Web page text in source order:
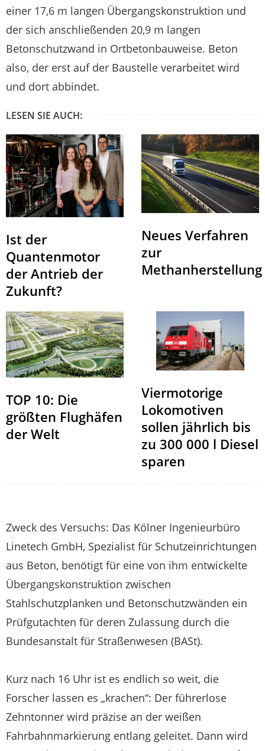
einer 17,6 m langen Übergangskonstruktion und
der sich anschließenden 20,9 m langen
Betonschutzwand in Ortbetonbauweise. Beton
also, der erst auf der Baustelle verarbeitet wird
und dort abbindet.
LESEN SIE AUCH:
Ist der
Quantenmotor
der Antrieb der
Zukunft?
Neues Verfahren
zur
Methanherstellung
TOP 10: Die
größten Flughäfen
der Welt
Viermotorige
Lokomotiven
sollen jährlich bis
zu 300 000 l Diesel
sparen
Zweck des Versuchs: Das Kölner Ingenieurbüro
Linetech GmbH, Spezialist für Schutzeinrichtungen
aus Beton, benötigt für eine von ihm entwickelte
Übergangskonstruktion zwischen
Stahlschutzplanken und Betonschutzwänden ein
Prüfgutachten für deren Zulassung durch die
Bundesanstalt für Straßenwesen (BASt).
Kurz nach 16 Uhr ist es endlich so weit, die
Forscher lassen es „krachen“: Der führerlose
Zehntonner wird präzise an der weißen
Fahrbahnmarkierung entlang geleitet. Dann wird